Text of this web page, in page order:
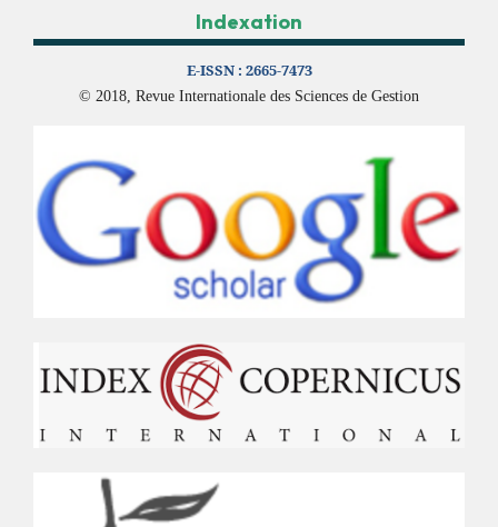
Indexation
E-ISSN : 2665-7473
© 2018, Revue Internationale des Sciences de Gestion